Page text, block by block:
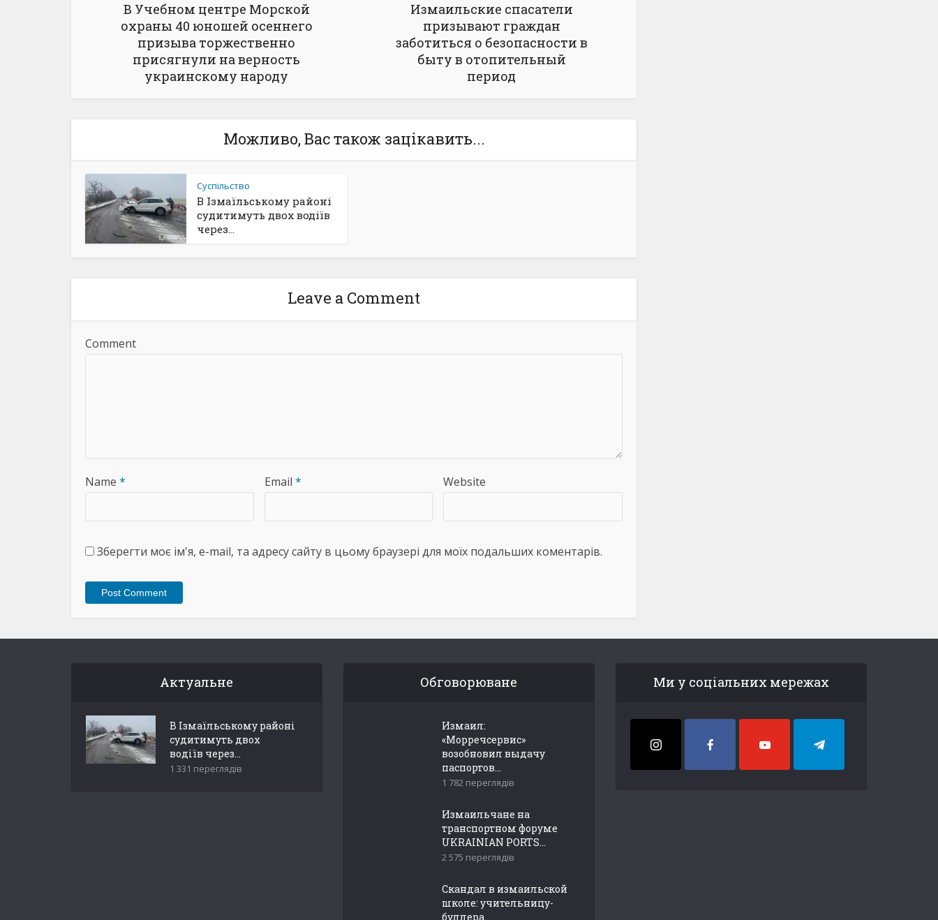
В Учебном центре Морской
охраны 40 юношей осеннего
призыва торжественно
присягнули на верность
украинскому народу
Измаильские спасатели
призывают граждан
заботиться о безопасности в
быту в отопительный
период
Можливо, Вас також зацікавить...
Суспільство
В Ізмаїльському районі
судитимуть двох водіїв
через...
Leave a Comment
Comment
Name * Email * Website
Зберегти моє ім'я, e-mail, та адресу сайту в цьому браузері для моїх подальших коментарів.
Актуальне
В Ізмаїльському районі
судитимуть двох
водіїв через...
1 331 переглядів
Обговорюване
Измаил:
«Морречсервис»
возобновил выдачу
паспортов...
1 782 переглядів
Измаильчане на
транспортном форуме
UKRAINIAN PORTS...
2 575 переглядів
Скандал в измаильской
школе: учительницу-
буллера...
Ми у соціальних мережах